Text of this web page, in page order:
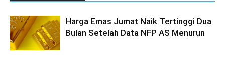
Harga Emas Jumat Naik Tertinggi Dua
Bulan Setelah Data NFP AS Menurun